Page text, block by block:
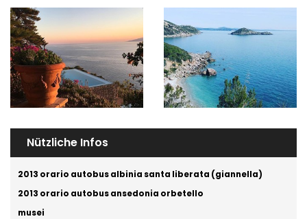
Nützliche Infos
2013 orario autobus albinia santa liberata (giannella)
2013 orario autobus ansedonia orbetello
musei